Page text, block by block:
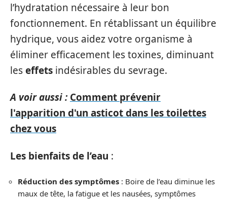
l’hydratation nécessaire à leur bon
fonctionnement. En rétablissant un équilibre
hydrique, vous aidez votre organisme à
éliminer efficacement les toxines, diminuant
leseffets indésirables du sevrage.
A voir aussi : Comment prévenir
l'apparition d'un asticot dans les toilettes
chez vous
Les bienfaits de l’eau :
Réduction des symptômes : Boire de l’eau diminue les
maux de tête, la fatigue et les nausées, symptômes